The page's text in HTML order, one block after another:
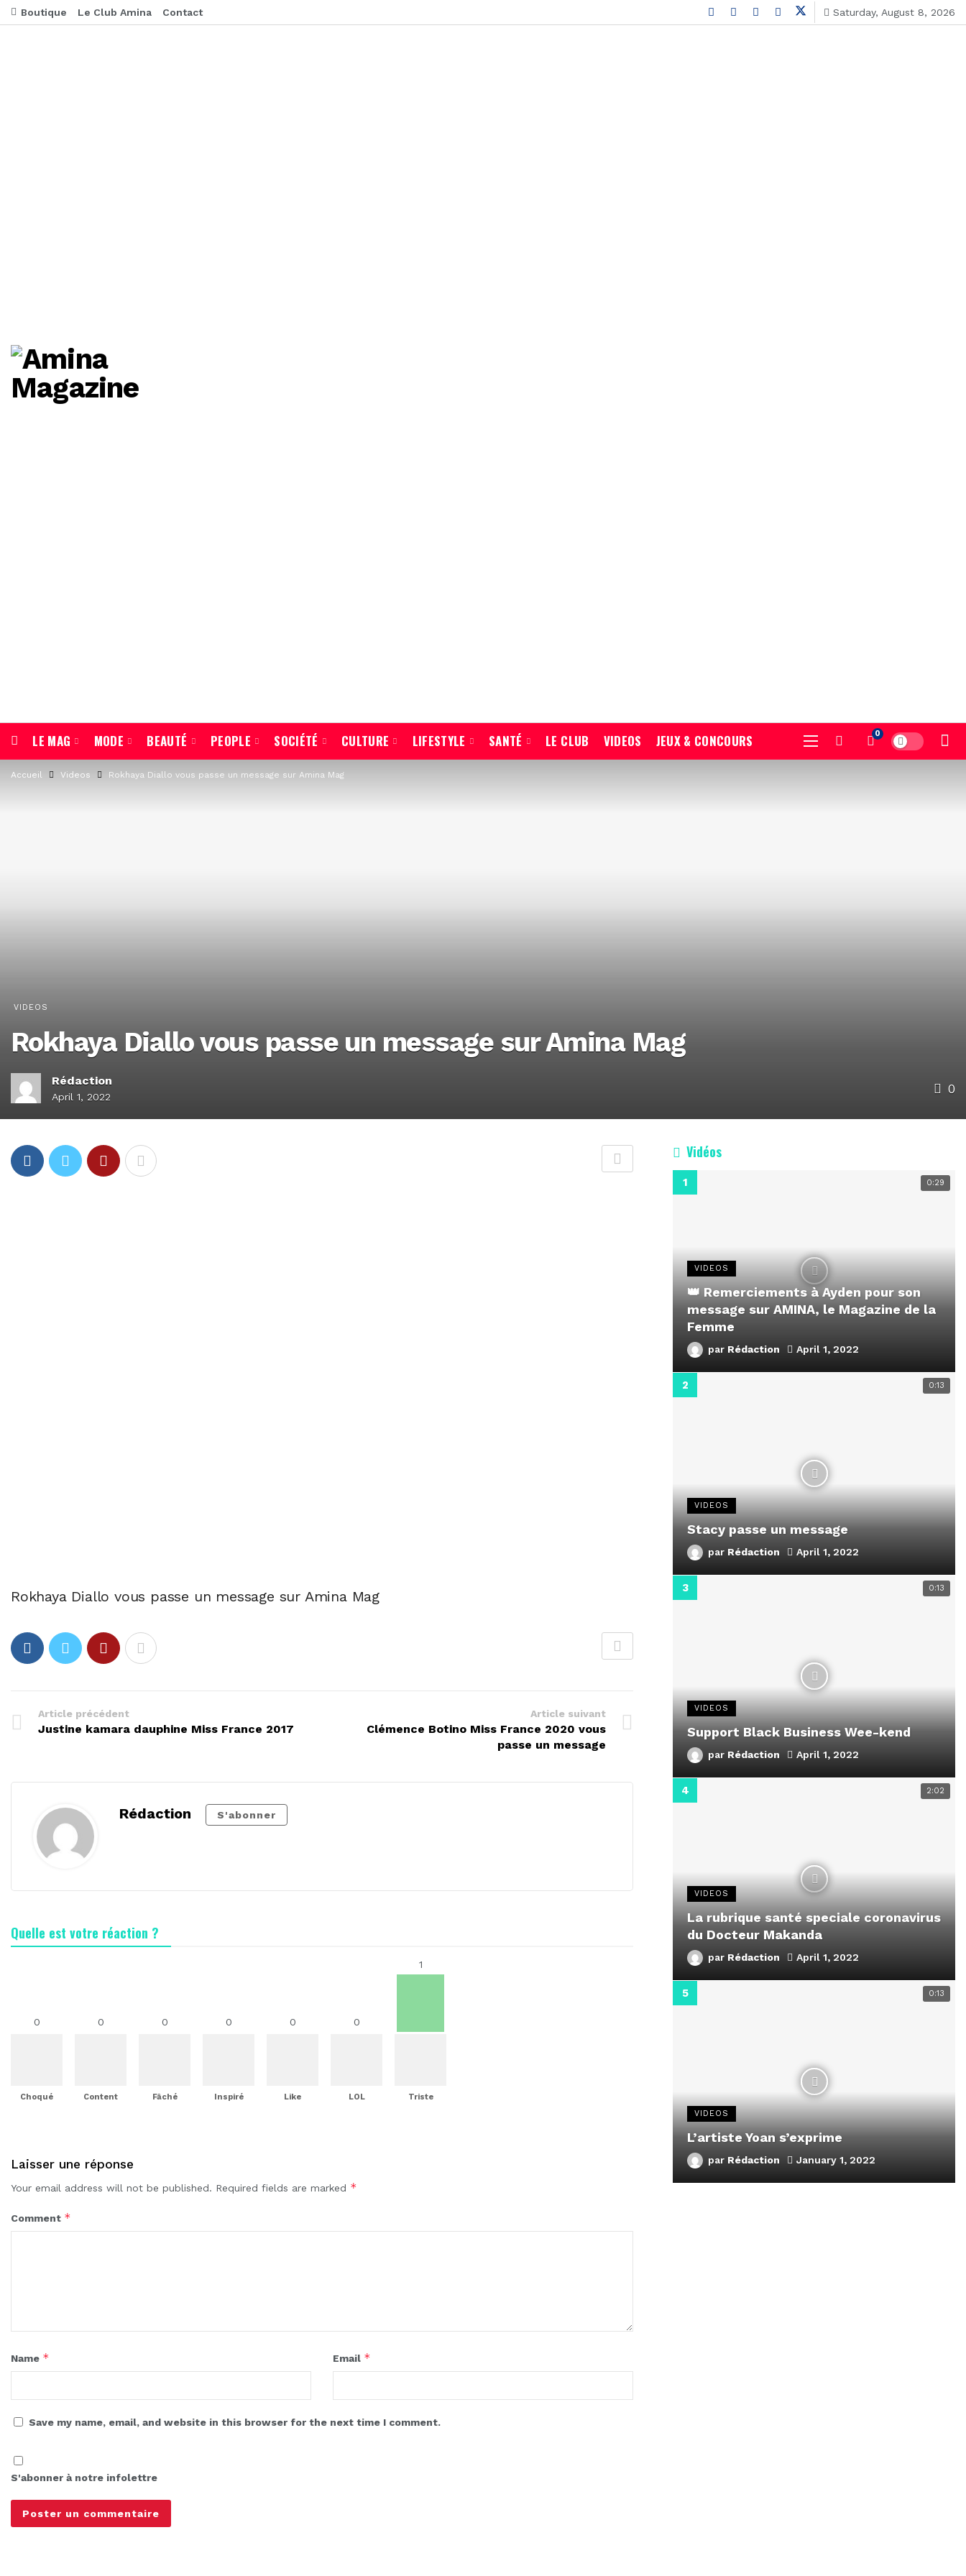
Boutique Le Club Amina Contact Saturday, August 8, 2026
LE MAG MODE BEAUTÉ PEOPLE SOCIÉTÉ CULTURE LIFESTYLE SANTÉ LE CLUB VIDEOS JEUX & CONCOURS 0
Accueil Videos Rokhaya Diallo vous passe un message sur Amina Mag
VIDEOS
Rokhaya Diallo vous passe un message sur Amina Mag
Rédaction
April 1, 2022
0
Rokhaya Diallo vous passe un message sur Amina Mag
Article précédent
Justine kamara dauphine Miss France 2017
Article suivant
Clémence Botino Miss France 2020 vous
passe un message
Rédaction S'abonner
Quelle est votre réaction ?
0
Choqué
0
Content
0
Fâché
0
Inspiré
0
Like
0
LOL
1
Triste
Laisser une réponse
Your email address will not be published. Required fields are marked *
Comment *
Name * Email *
Save my name, email, and website in this browser for the next time I comment.
S'abonner à notre infolettre
Vidéos
0:29
VIDEOS
👑 Remerciements à Ayden pour son
message sur AMINA, le Magazine de la
Femme
par Rédaction April 1, 2022
0:13
VIDEOS
Stacy passe un message
par Rédaction April 1, 2022
0:13
VIDEOS
Support Black Business Wee-kend
par Rédaction April 1, 2022
2:02
VIDEOS
La rubrique santé speciale coronavirus
du Docteur Makanda
par Rédaction April 1, 2022
0:13
VIDEOS
L’artiste Yoan s’exprime
par Rédaction January 1, 2022